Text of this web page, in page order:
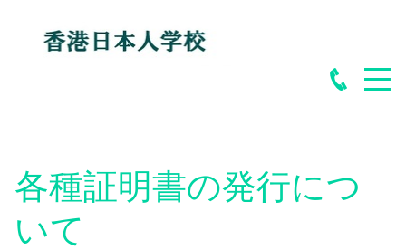
各種証明書の発行につ
いて